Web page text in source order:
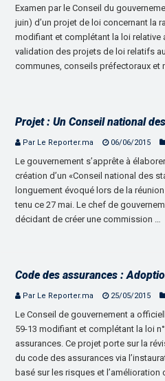
Examen par le Conseil du
juin) d’un projet de loi concernant la
modifiant et complétant la loi relative
validation des projets de loi relatifs
communes, conseils préfectoraux et
Projet : Un Conseil national
Par Le Reporter.ma 06/06/2015
Le gouvernement s’apprête à
création d’un «Conseil national des
longuement évoqué lors de la
tenu ce 27 mai. Le chef de
décidant de créer une commission …
Code des assurances :
Par Le Reporter.ma 25/05/2015
Le Conseil de gouvernement a
59-13 modifiant et complétant la loi
assurances. Ce projet porte sur la
du code des assurances via
basé sur les risques et l’amélioration